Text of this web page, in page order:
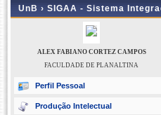
UnB › SIGAA - Sistema
ALEX FABIANO CORTEZ CAMPOS
FACULDADE DE PLANALTINA
Perfil Pessoal
Produção Intelectual